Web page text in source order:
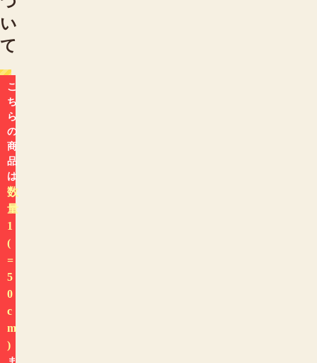
い
て
こ
ち
ら
の
商
品
は
数
量
1
(
=
5
0
c
m
)